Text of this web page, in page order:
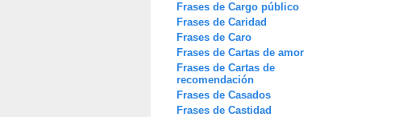
Frases de Cargo público
Frases de Caridad
Frases de Caro
Frases de Cartas de amor
Frases de Cartas de
recomendación
Frases de Casados
Frases de Castidad